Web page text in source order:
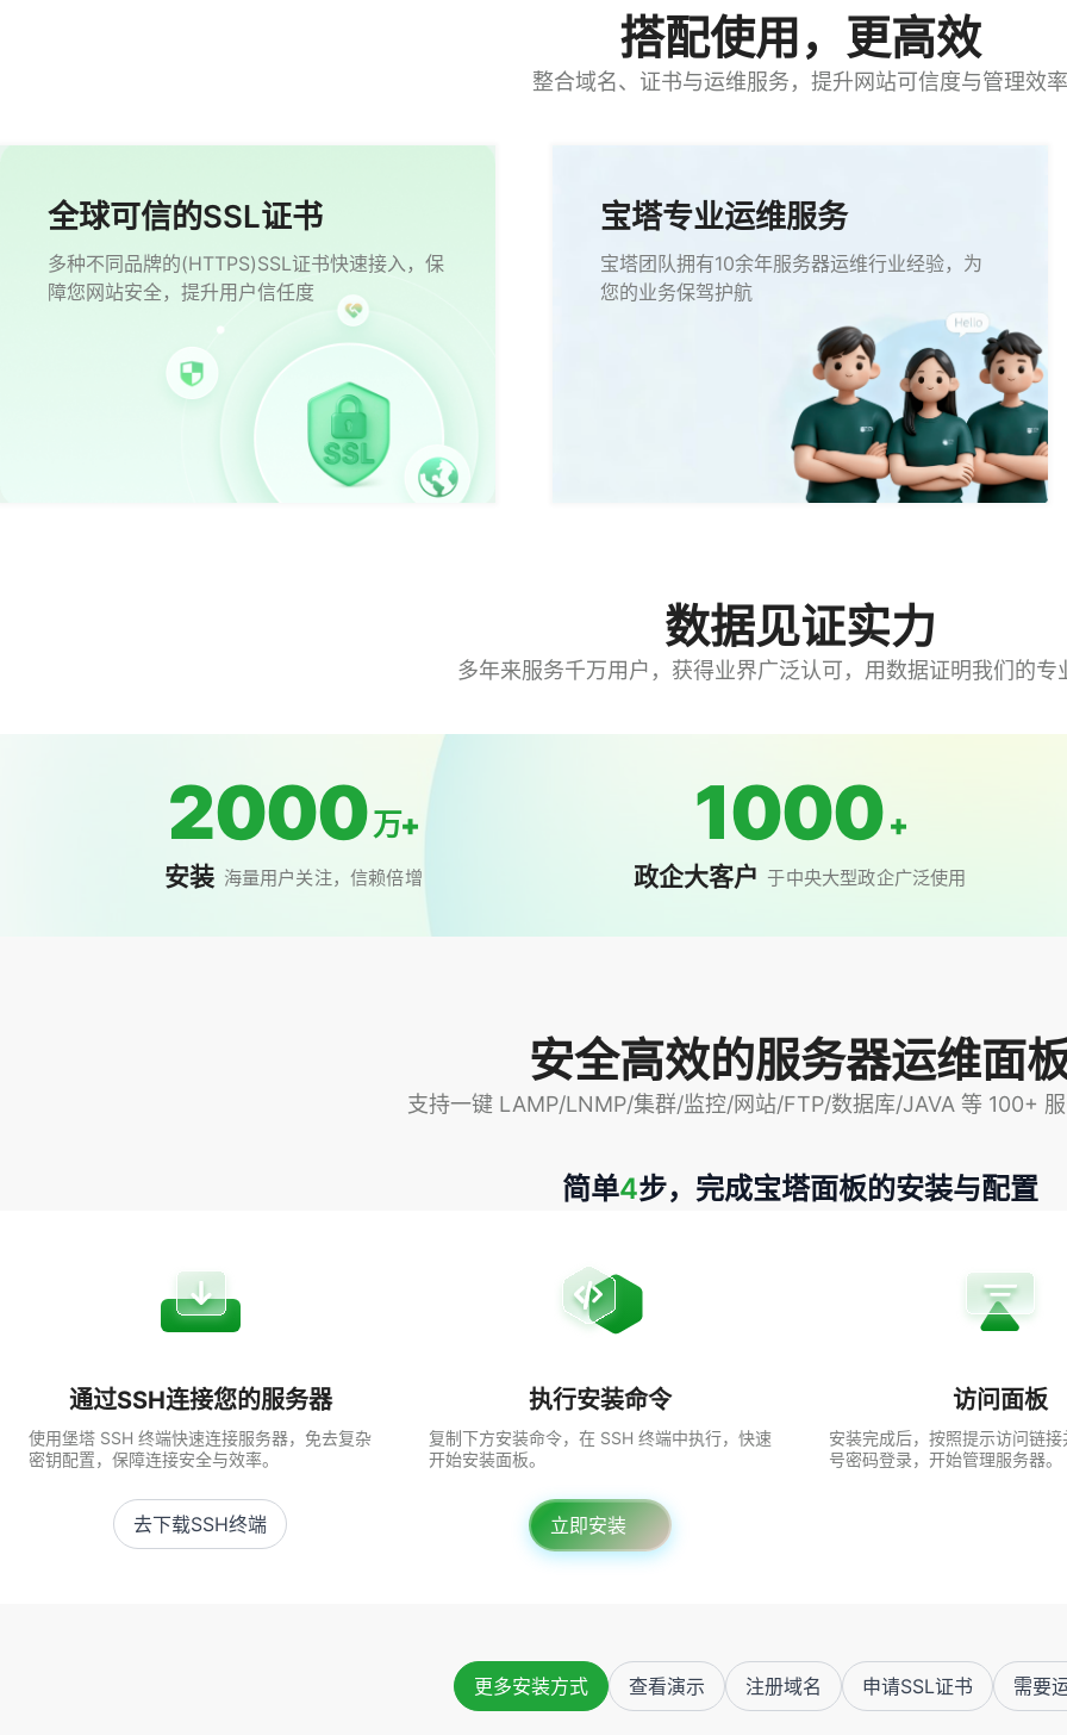
搭配使用，更高效
整合域名、证书与运维服务，提升网站可信度与管理效率
全球可信的SSL证书
多种不同品牌的(HTTPS)SSL证书快速接入，保
障您网站安全，提升用户信任度
宝塔专业运维服务
宝塔团队拥有10余年服务器运维行业经验，为
您的业务保驾护航
数据见证实力
多年来服务千万用户，获得业界广泛认可，用数据证明我们的专
2000万+
安装 海量用户关注，信赖倍增
1000 +
政企大客户 于中央大型政企广泛使用
安全高效的服务器运维面
支持一键 LAMP/LNMP/集群/监控/网站/FTP/数据库/JAVA 等 100+
简单4步，完成宝塔面板的安装与配置
通过SSH连接您的服务器
使用堡塔 SSH 终端快速连接服务器，免去复杂
密钥配置，保障连接安全与效率。
去下载SSH终端
执行安装命令
复制下方安装命令，在 SSH 终端中执行，快速
开始安装面板。
立即安装
访问面板
安装完成后，按照提示访问链
号密码登录，开始管理服务器。
更多安装方式 查看演示 注册域名 申请SSL证书 需要